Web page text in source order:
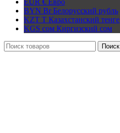
BYN BrБелорусский рубль
KZT T Казахстанский тенге
KGS сом Киргизский сом
Поиск